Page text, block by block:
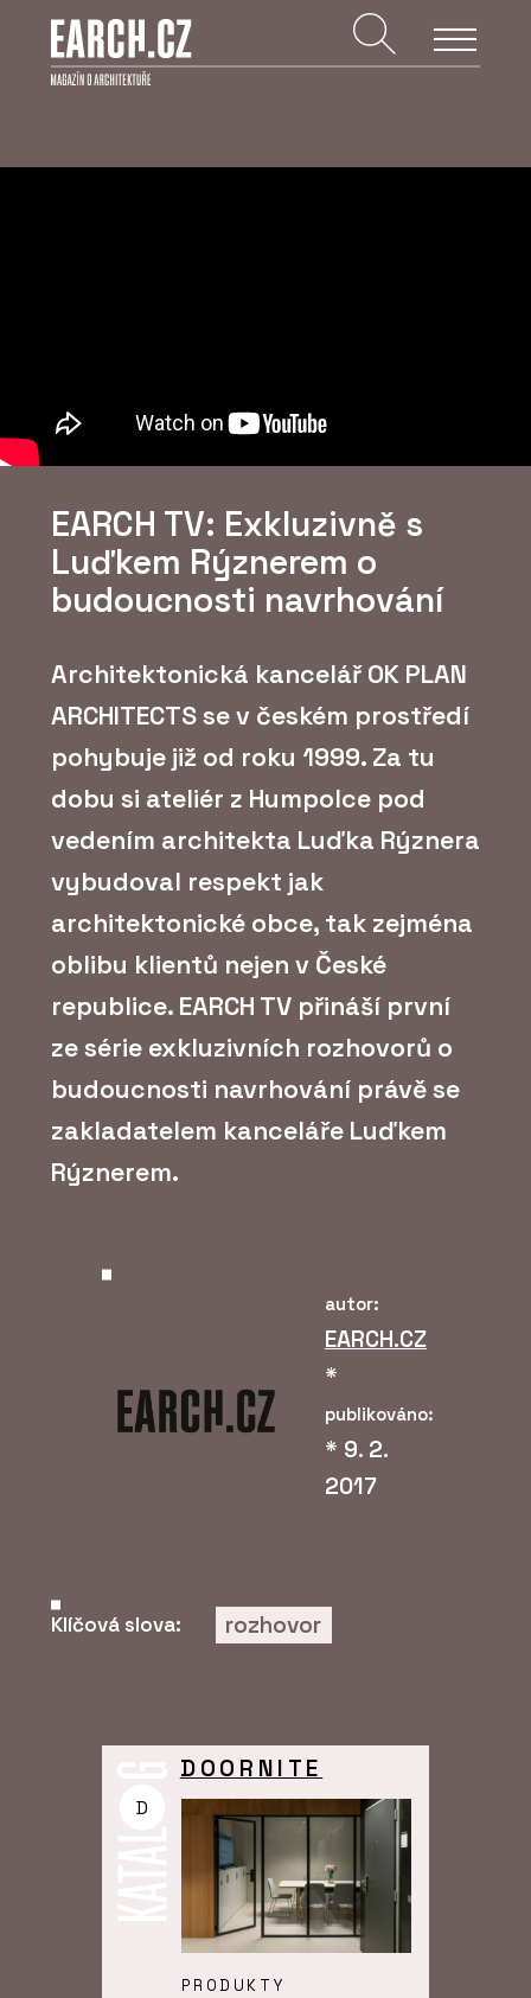
EARCH TV: Exkluzivně s
Luďkem Rýznerem o
budoucnosti navrhování
Architektonická kancelář OK PLAN
ARCHITECTS se v českém prostředí
pohybuje již od roku 1999. Za tu
dobu si ateliér z Humpolce pod
vedením architekta Luďka Rýznera
vybudoval respekt jak
architektonické obce, tak zejména
oblibu klientů nejen v České
republice. EARCH TV přináší první
ze série exkluzivních rozhovorů o
budoucnosti navrhování právě se
zakladatelem kanceláře Luďkem
Rýznerem.
autor:
EARCH.CZ
*
publikováno:
* 9. 2.
2017
Klíčová slova: rozhovor
D
DOORNITE
PRODUKTY